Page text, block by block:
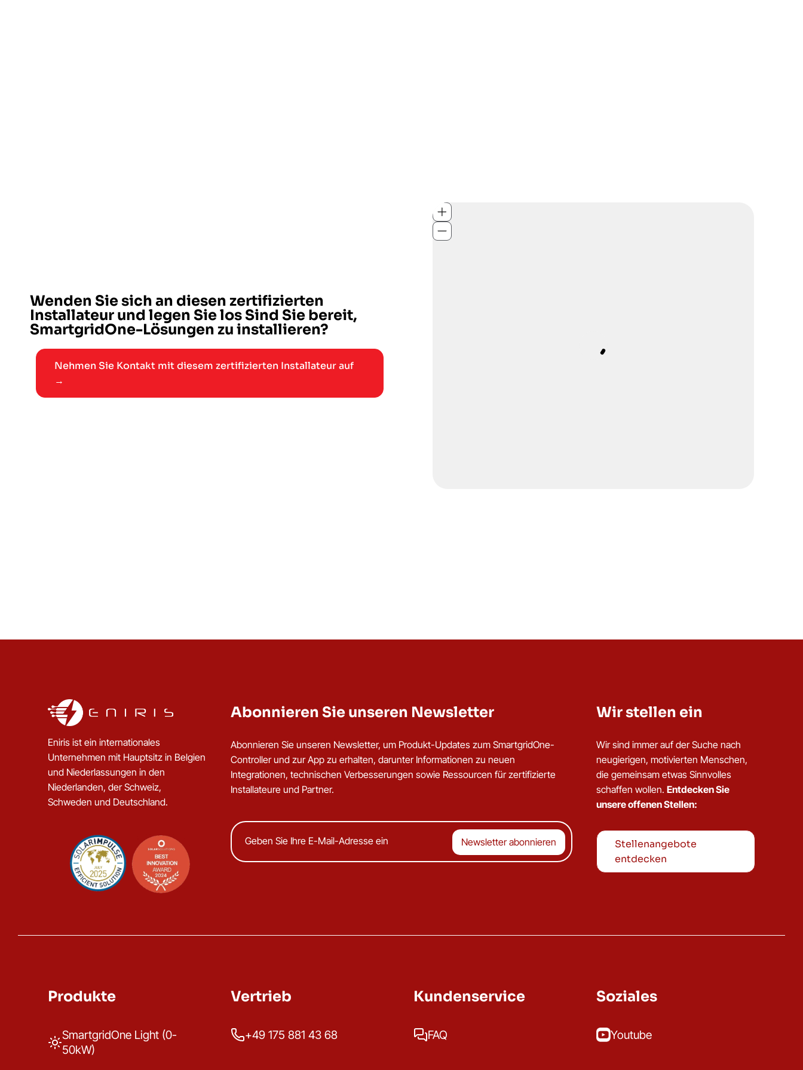
Wenden Sie sich an diesen zertifizierten
Installateur und legen Sie los Sind Sie bereit,
SmartgridOne-Lösungen zu installieren?
Nehmen Sie Kontakt mit diesem zertifizierten Installateur auf
→
Eniris ist ein internationales
Unternehmen mit Hauptsitz in Belgien
und Niederlassungen in den
Niederlanden, der Schweiz,
Schweden und Deutschland.
Abonnieren Sie unseren Newsletter
Abonnieren Sie unseren Newsletter, um Produkt-Updates zum SmartgridOne-
Controller und zur App zu erhalten, darunter Informationen zu neuen
Integrationen, technischen Verbesserungen sowie Ressourcen für zertifizierte
Installateure und Partner.
Wir stellen ein
Wir sind immer auf der Suche nach
neugierigen, motivierten Menschen,
die gemeinsam etwas Sinnvolles
schaffen wollen. Entdecken Sie
unsere offenen Stellen:
Stellenangebote
entdecken
Produkte
SmartgridOne Light (0-
50kW)
Vertrieb
+49 175 881 43 68
Kundenservice
FAQ
Soziales
Youtube